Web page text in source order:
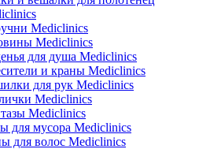
Mediclinics
Mediclinics
для душа Mediclinics
и краны Mediclinics
для рук Mediclinics
Mediclinics
Mediclinics
для мусора Mediclinics
для волос Mediclinics